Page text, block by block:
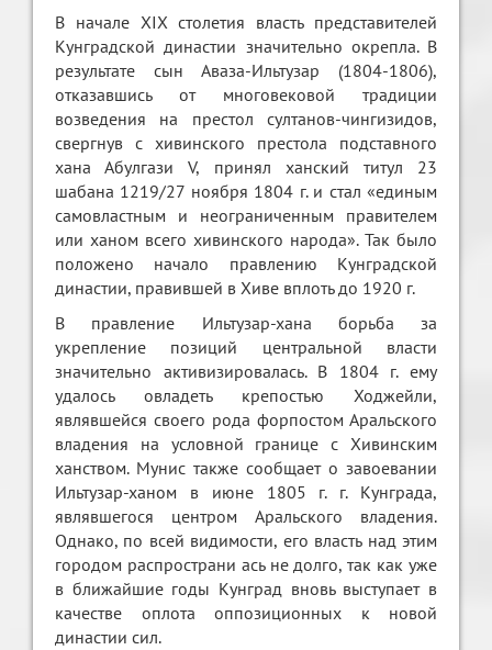
В начале XIX столетия власть представителей
Кунградской династии значительно окрепла. В
результате сын Аваза-Ильтузар (1804-1806),
отказавшись от многовековой традиции
возведения на престол султанов-чингизидов,
свергнув с хивинского престола подставного
хана Абулгази V, принял ханский титул 23
шабана 1219/27 ноября 1804 г. и стал «единым
самовластным и неограниченным правителем
или ханом всего хивинского народа». Так было
положено начало правлению Кунградской
династии, правившей в Хиве вплоть до 1920 г.
В правление Ильтузар-хана борьба за
укрепление позиций центральной власти
значительно активизировалась. В 1804 г. ему
удалось овладеть крепостью Ходжейли,
являвшейся своего рода форпостом Аральского
владения на условной границе с Хивинским
ханством. Мунис также сообщает о завоевании
Ильтузар-ханом в июне 1805 г. г. Кунграда,
являвшегося центром Аральского владения.
Однако, по всей видимости, его власть над этим
городом распространи ась не долго, так как уже
в ближайшие годы Кунград вновь выступает в
качестве оплота оппозиционных к новой
династии сил.